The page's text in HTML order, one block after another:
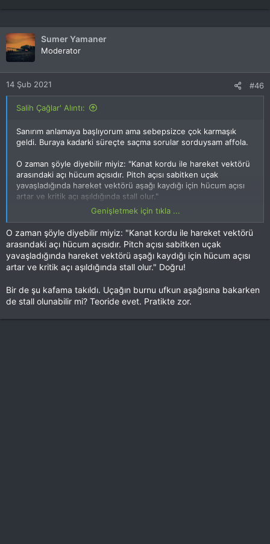
Sumer Yamaner
Moderator
14 Şub 2021 #46
Salih Çağlar' Alıntı:
Sanırım anlamaya başlıyorum ama sebepsizce çok karmaşık
geldi. Buraya kadarki süreçte saçma sorular sorduysam affola.
O zaman şöyle diyebilir miyiz: "Kanat kordu ile hareket vektörü
arasındaki açı hücum açısıdır. Pitch açısı sabitken uçak
yavaşladığında hareket vektörü aşağı kaydığı için hücum açısı
artar ve kritik açı aşıldığında stall olur."
Bir de şu kafama takıldı. Uçağın burnu ufkun aşağısına
bakarken de stall olunabilir mi?
Genişletmek için tıkla ...
O zaman şöyle diyebilir miyiz: "Kanat kordu ile hareket vektörü
arasındaki açı hücum açısıdır. Pitch açısı sabitken uçak
yavaşladığında hareket vektörü aşağı kaydığı için hücum açısı
artar ve kritik açı aşıldığında stall olur." Doğru!
Bir de şu kafama takıldı. Uçağın burnu ufkun aşağısına bakarken
de stall olunabilir mi? Teoride evet. Pratikte zor.